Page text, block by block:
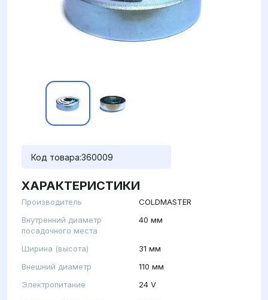
Код товара:360009
ХАРАКТЕРИСТИКИ
Производитель
COLDMASTER
Внутренний диаметр
посадочного места
40 мм
Ширина (высота)
31 мм
Внешний диаметр
110 мм
Электропитание
24 V